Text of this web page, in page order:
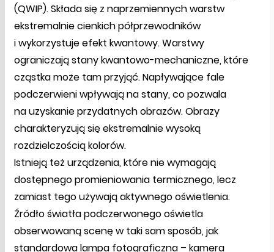
(QWIP). Składa się z naprzemiennych warstw
ekstremalnie cienkich półprzewodników
i wykorzystuje efekt kwantowy. Warstwy
ograniczają stany kwantowo-mechaniczne, które
cząstka może tam przyjąć. Napływające fale
podczerwieni wpływają na stany, co pozwala
na uzyskanie przydatnych obrazów. Obrazy
charakteryzują się ekstremalnie wysoką
rozdzielczością kolorów.
Istnieją też urządzenia, które nie wymagają
dostępnego promieniowania termicznego, lecz
zamiast tego używają aktywnego oświetlenia.
Źródło światła podczerwonego oświetla
obserwowaną scenę w taki sam sposób, jak
standardowa lampa fotograficzna – kamera